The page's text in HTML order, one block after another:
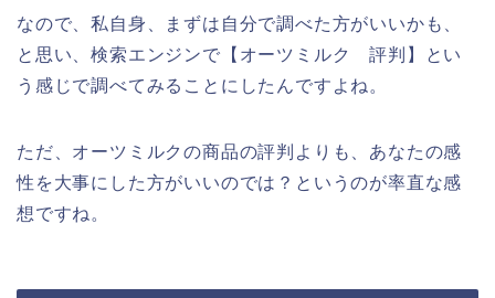
なので、私自身、まずは自分で調べた方がいいかも、
と思い、検索エンジンで【オーツミルク 評判】とい
う感じで調べてみることにしたんですよね。
ただ、オーツミルクの商品の評判よりも、あなたの感
性を大事にした方がいいのでは？というのが率直な感
想ですね。